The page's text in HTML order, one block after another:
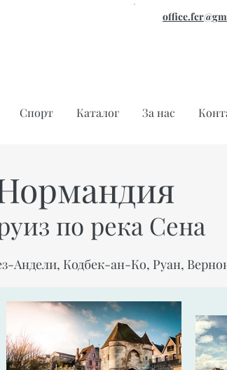
Спорт Каталог За нас
по река Сена
Андели, Кодбек-ан-Ко, Руан,